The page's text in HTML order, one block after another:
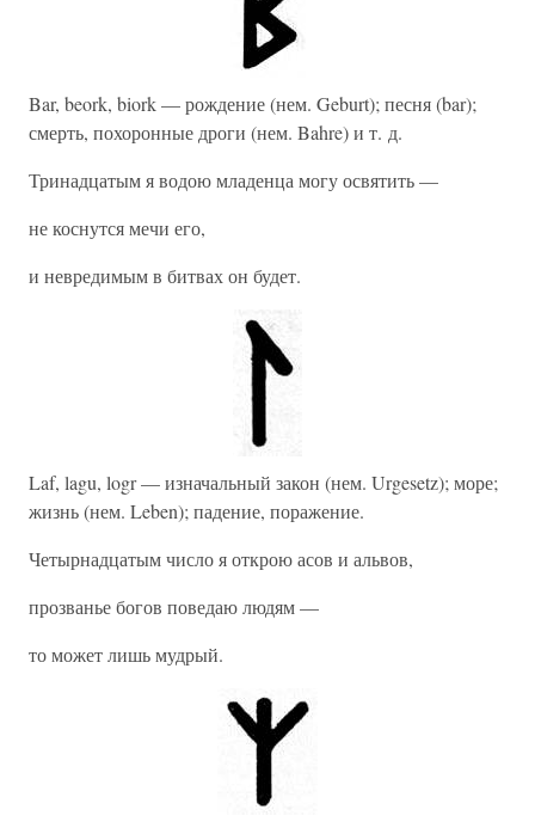
Bar, beork, biork — рождение (нем. Geburt); песня (bar);
смерть, похоронные дроги (нем. Bahre) и т. д.
Тринадцатым я водою младенца могу освятить —
не коснутся мечи его,
и невредимым в битвах он будет.
Laf, lagu, logr — изначальный закон (нем. Urgesetz); море;
жизнь (нем. Leben); падение, поражение.
Четырнадцатым число я открою асов и альвов,
прозванье богов поведаю людям —
то может лишь мудрый.